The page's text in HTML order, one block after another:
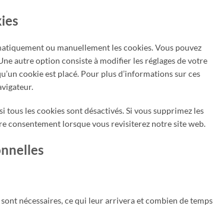
ou manuellement les cookies. Vous pouvez
autre option consiste à modifier les réglages de votre
cookie est placé. Pour plus d’informations sur ces
les cookies sont désactivés. Si vous supprimez les
consentement lorsque vous revisiterez notre site web.
nécessaires, ce qui leur arrivera et combien de temps